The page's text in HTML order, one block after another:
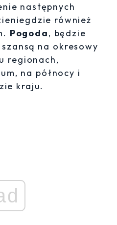
następnych
również
Pogoda, będzie
na okresowy
regionach,
na północy i
kraju.